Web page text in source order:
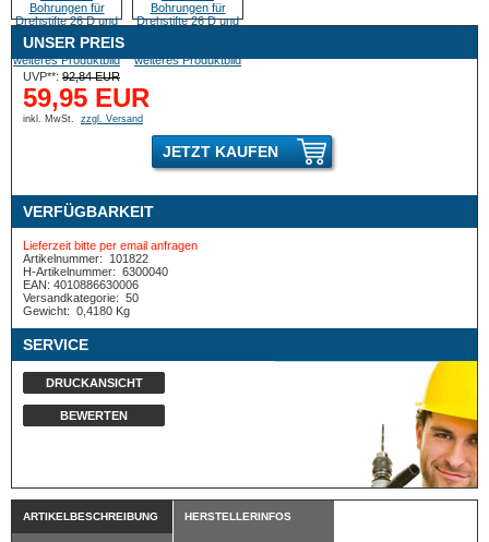
UNSER PREIS
UVP**: 92,84 EUR
59,95 EUR
inkl. MwSt. zzgl. Versand
JETZT KAUFEN
VERFÜGBARKEIT
Lieferzeit bitte per email anfragen
Artikelnummer:
101822
H-Artikelnummer: 6300040
EAN: 4010886630006
Versandkategorie: 50
Gewicht: 0,4180 Kg
SERVICE
DRUCKANSICHT
BEWERTEN
ARTIKELBESCHREIBUNG HERSTELLERINFOS